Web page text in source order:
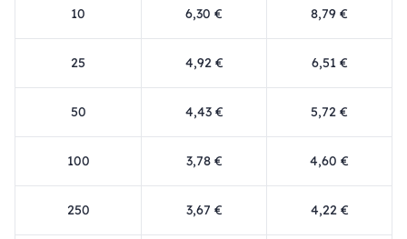
10 6,30 € 8,79 €
25 4,92 € 6,51 €
50 4,43 € 5,72 €
100 3,78 € 4,60 €
250 3,67 € 4,22 €